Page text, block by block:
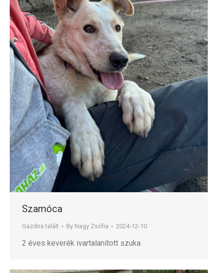
Szamóca
Gazdira talált By Nagy Zsófia 2024-12-10
2 éves keverék ivartalanított szuka